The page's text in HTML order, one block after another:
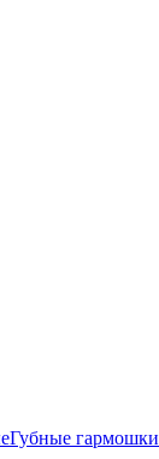
Губные гармошки